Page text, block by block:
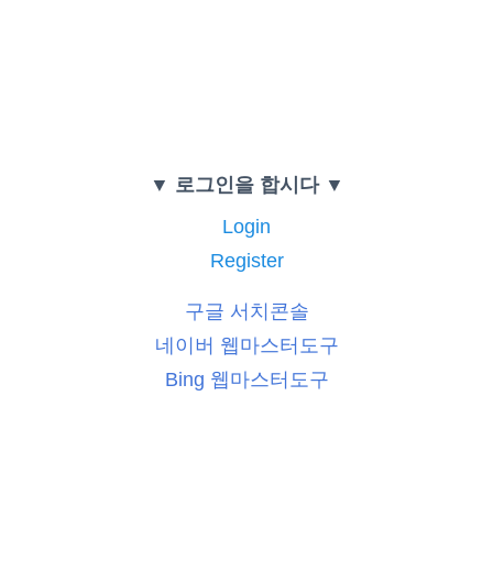
▼ 로그인을 합시다 ▼
Login
Register
구글 서치콘솔
네이버 웹마스터도구
Bing 웹마스터도구